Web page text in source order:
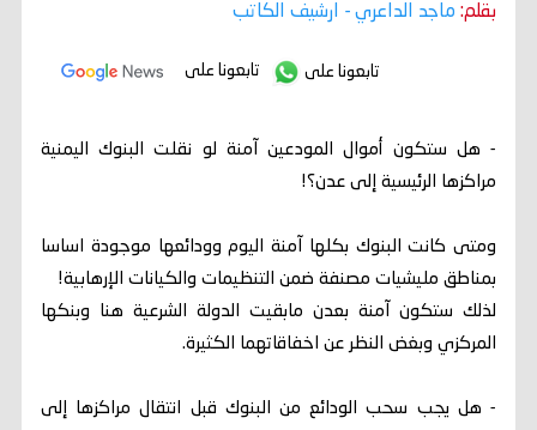
بقلم: ماجد الداعري - ارشيف الكاتب
تابعونا على تابعونا على
- هل ستكون أموال المودعين آمنة لو نقلت البنوك اليمنية
مراكزها الرئيسية إلى عدن؟!
ومتى كانت البنوك بكلها آمنة اليوم وودائعها موجودة اساسا
بمناطق مليشيات مصنفة ضمن التنظيمات والكيانات الإرهابية!
لذلك ستكون آمنة بعدن مابقيت الدولة الشرعية هنا وبنكها
المركزي وبغض النظر عن اخفاقاتهما الكثيرة.
- هل يجب سحب الودائع من البنوك قبل انتقال مراكزها إلى